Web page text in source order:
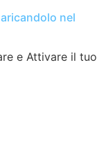
nel
e Attivare il tuo